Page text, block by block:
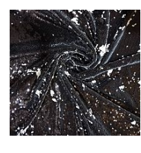
В корзину
Купить в 1 клик
Сравнение
В избранное
В наличии